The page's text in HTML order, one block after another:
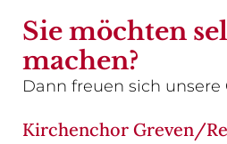
Sie möchten
machen?
Dann freuen sich unsere
Kirchenchor Greven/